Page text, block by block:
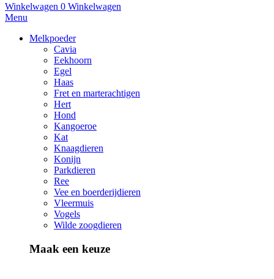
Winkelwagen 0 Winkelwagen
Menu
Melkpoeder
Cavia
Eekhoorn
Egel
Haas
Fret en marterachtigen
Hert
Hond
Kangoeroe
Kat
Knaagdieren
Konijn
Parkdieren
Ree
Vee en boerderijdieren
Vleermuis
Vogels
Wilde zoogdieren
Maak een keuze